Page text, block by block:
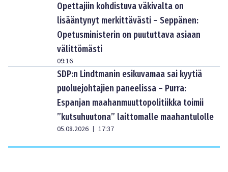
Opettajiin kohdistuva väkivalta on
lisääntynyt merkittävästi – Seppänen:
Opetusministerin on puututtava asiaan
välittömästi
09:16
SDP:n Lindtmanin esikuvamaa sai kyytiä
puoluejohtajien paneelissa – Purra:
Espanjan maahanmuuttopolitiikka toimii
”kutsuhuutona” laittomalle maahantulolle
05.08.2026 | 17:37